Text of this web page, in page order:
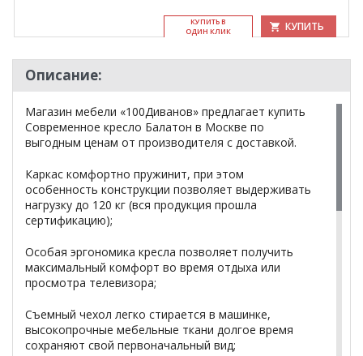
КУ­ПИТЬ В
ОДИН КЛИК
КУПИТЬ
Описание:
Магазин мебели «100Диванов» предлагает купить
Современное кресло Балатон в Москве по
выгодным ценам от производителя с доставкой.
Каркас комфортно пружинит, при этом
особенность конструкции позволяет выдерживать
нагрузку до 120 кг (вся продукция прошла
сертификацию);
Особая эргономика кресла позволяет получить
максимальный комфорт во время отдыха или
просмотра телевизора;
Съемный чехол легко стирается в машинке,
высокопрочные мебельные ткани долгое время
сохраняют свой первоначальный вид;